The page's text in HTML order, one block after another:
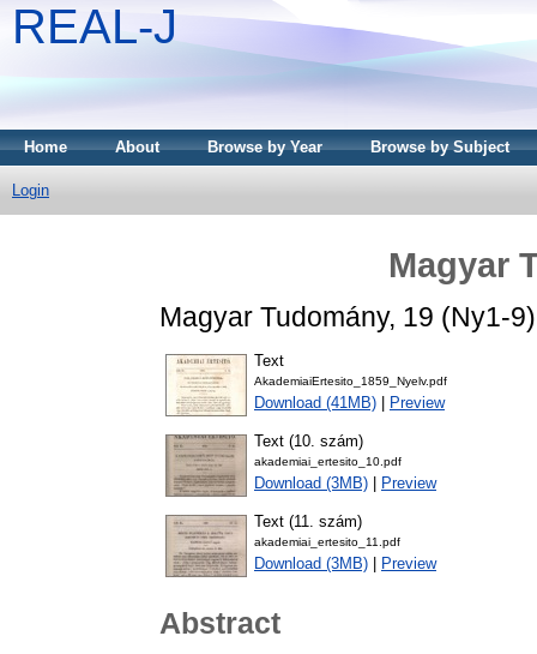
REAL-J
Home About Browse by Year Browse by Subject
Login
Magyar
Magyar Tudomány, 19 (Ny1-
Text
AkademiaiErtesito_1859_Nyelv.pdf
Download (41MB) Preview
Text (10. szám)
akademiai_ertesito_10.pdf
Download (3MB) Preview
Text (11. szám)
akademiai_ertesito_11.pdf
Download (3MB) Preview
Abstract